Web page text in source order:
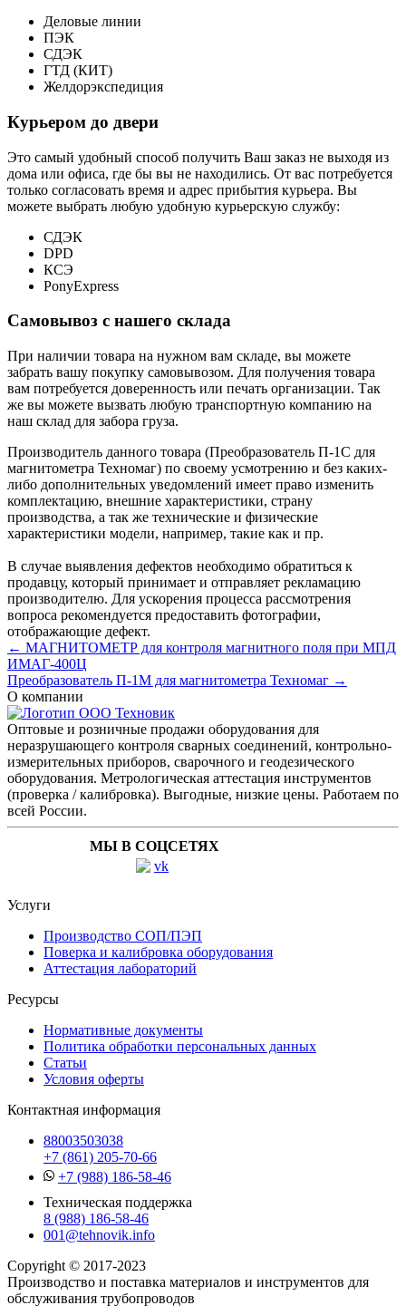
Деловые линии
ПЭК
СДЭК
ГТД (КИТ)
Желдорэкспедиция
Курьером до двери
Это самый удобный способ получить Ваш заказ не выходя из
дома или офиса, где бы вы не находились. От вас потребуется
только согласовать время и адрес прибытия курьера. Вы
можете выбрать любую удобную курьерскую службу:
СДЭК
DPD
КСЭ
PonyExpress
Самовывоз с нашего склада
При наличии товара на нужном вам складе, вы можете
забрать вашу покупку самовывозом. Для получения товара
вам потребуется доверенность или печать организации. Так
же вы можете вызвать любую транспортную компанию на
наш склад для забора груза.
Производитель данного товара (Преобразователь П-1С для
магнитометра Техномаг) по своему усмотрению и без каких-
либо дополнительных уведомлений имеет право изменить
комплектацию, внешние характеристики, страну
производства, а так же технические и физические
характеристики модели, например, такие как и пр.
В случае выявления дефектов необходимо обратиться к
продавцу, который принимает и отправляет рекламацию
производителю. Для ускорения процесса рассмотрения
вопроса рекомендуется предоставить фотографии,
отображающие дефект.
← МАГНИТОМЕТР для контроля магнитного поля при МПД
ИМАГ-400Ц
Преобразователь П-1М для магнитометра Техномаг →
О компании
Оптовые и розничные продажи оборудования для
неразрушающего контроля сварных соединений, контрольно-
измерительных приборов, сварочного и геодезического
оборудования. Метрологическая аттестация инструментов
(проверка / калибровка). Выгодные, низкие цены. Работаем по
всей России.
МЫ В СОЦСЕТЯХ
Услуги
Производство СОП/ПЭП
Поверка и калибровка оборудования
Аттестация лабораторий
Ресурсы
Нормативные документы
Политика обработки персональных данных
Статьи
Условия оферты
Контактная информация
88003503038
+7 (861) 205-70-66
+7 (988) 186-58-46
Техническая поддержка
8 (988) 186-58-46
001@tehnovik.info
Copyright © 2017-2023
Производство и поставка материалов и инструментов для
обслуживания трубопроводов